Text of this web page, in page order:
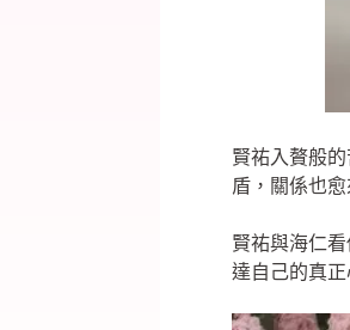
賢祐入贅般
盾，關係也
賢祐與海仁
達自己的真